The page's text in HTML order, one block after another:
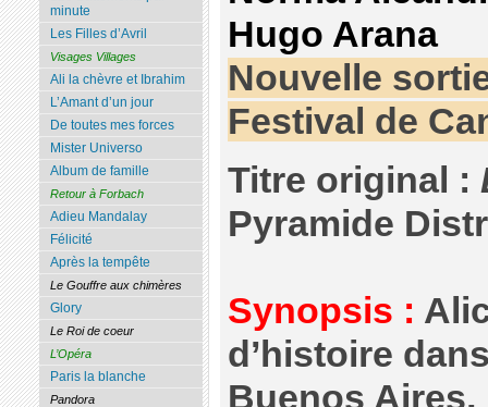
Hugo Arana
Nouvelle
Festival de
Titre original :
Pyramide
Synopsis :
d’histoire
Buenos Aires,
minute
Les Filles d’Avril
Visages Villages
Ali la chèvre et Ibrahim
L’Amant d’un jour
De toutes mes forces
Mister Universo
Album de famille
Retour à Forbach
Adieu Mandalay
Félicité
Après la tempête
Le Gouffre aux chimères
Glory
Le Roi de coeur
L’Opéra
Paris la blanche
Pandora